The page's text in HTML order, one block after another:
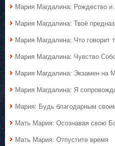
Мария Магдалина: Рождество
Мария Магдалина: Твоё
Мария Магдалина: Что говорит
Мария Магдалина: Чувство
Мария Магдалина: Экзамен на
Мария Магдалина: Я
Мария: Будь благодарным
Мать Мария: Осознавая свою
Мать Мария: Отпустите время